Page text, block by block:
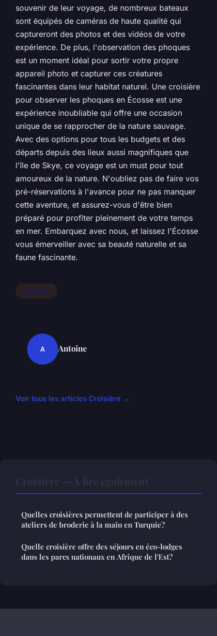
souvenir de leur voyage, de nombreux bateaux
sont équipés de caméras de haute qualité qui
captureront des photos et des vidéos de votre
expérience. De plus, l'observation des phoques
est un moment idéal pour sortir votre propre
appareil photo et capturer ces créatures
fascinantes dans leur habitat naturel. Une croisière
pour observer les phoques en Écosse est une
expérience inoubliable qui offre une occasion
unique de se rapprocher de la nature sauvage.
Avec des options pour tous les budgets et des
départs depuis des lieux aussi magnifiques que
l'île de Skye, ce voyage est un must pour tout
amoureux de la nature. N'oubliez pas de faire vos
pré-réservations à l'avance pour ne pas manquer
cette aventure, et assurez-vous d'être bien
préparé pour profiter pleinement de votre temps
en mer. Embarquez avec nous, et laissez l'Écosse
vous émerveiller avec sa beauté naturelle et sa
faune fascinante.
Croisière
A Antoine
Voir tous les articles Croisière →
Quelles croisières permettent de participer à des
ateliers de broderie à la main en Turquie?
Quelle croisière offre des séjours en éco-lodges
dans les parcs nationaux en Afrique de l'Est?